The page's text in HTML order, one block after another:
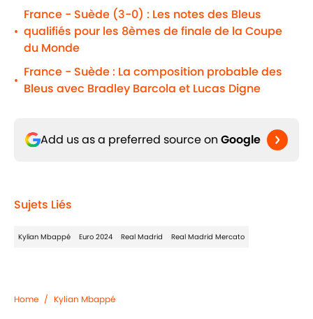
•
France - Suède (3-0) : Les notes des Bleus
qualifiés pour les 8èmes de finale de la Coupe
du Monde
•
France - Suède : La composition probable des
Bleus avec Bradley Barcola et Lucas Digne
Add us as a preferred source on Google
Sujets Liés
Kylian Mbappé Euro 2024 Real Madrid Real Madrid Mercato
Home / Kylian Mbappé